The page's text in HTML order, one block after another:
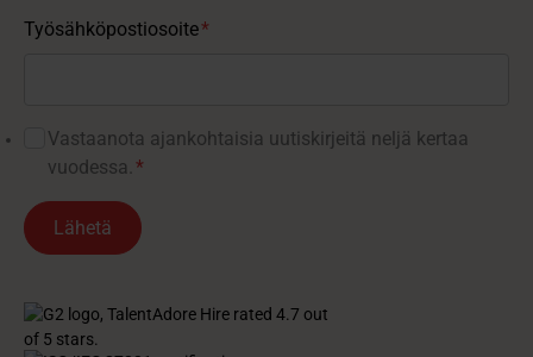
Työsähköpostiosoite*
Vastaanota ajankohtaisia ​​uutiskirjeitä neljä kertaa
vuodessa. *